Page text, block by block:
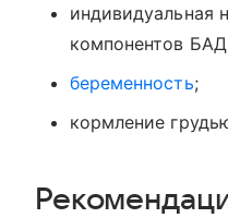
индивидуальная
компонентов
беременность;
кормление